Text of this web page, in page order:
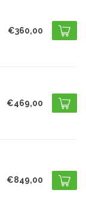
€360,00
€469,00
€849,00